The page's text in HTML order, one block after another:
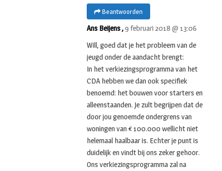
Beantwoorden
Ans Beijens ,9 februari 2018 @ 13:06
Will, goed dat je het probleem van de
jeugd onder de aandacht brengt:
In het verkiezingsprogramma van het
CDA hebben we dan ook specifiek
benoemd: het bouwen voor starters en
alleenstaanden. Je zult begrijpen dat de
door jou genoemde ondergrens van
woningen van € 100.000 wellicht niet
helemaal haalbaar is. Echter je punt is
duidelijk en vindt bij ons zeker gehoor.
Ons verkiezingsprogramma zal na